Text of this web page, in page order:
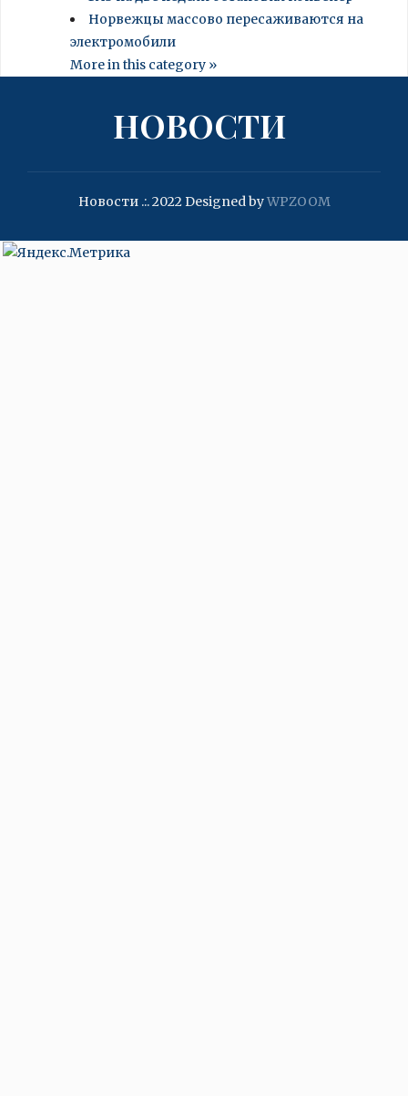
Норвежцы массово пересаживаются на
электромобили
More in this category »
НОВОСТИ
Новости .:. 2022Designed byWPZOOM